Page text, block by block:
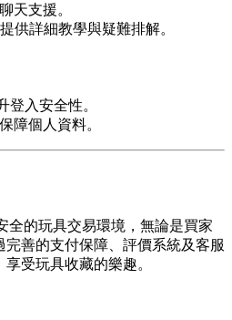
天支援。
提供詳細教學與疑難排解。
登入安全性。
障個人資料。
全的玩具交易環境，無論是買家
善的支付保障、評價系統及客服
受玩具收藏的樂趣。